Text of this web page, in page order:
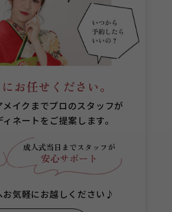
お任せください。
イクまでプロのスタッフが
ネートをご提案します。
成人式当日までスタッフが
安心サポート
お気軽にお越しください♪